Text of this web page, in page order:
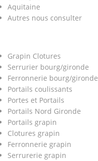
Aquitaine
Autres nous consulter
Grapin Clotures
Serrurier bourg/gironde
Ferronnerie bourg/gironde
Portails coulissants
Portes et Portails
Portails Nord Gironde
Portails grapin
Clotures grapin
Ferronnerie grapin
Serrurerie grapin